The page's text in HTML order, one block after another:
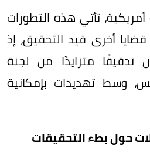
تأتي هذه التطورات
أخرى قيد التحقيق، إذ
تدقيقًا متزايدًا من لجنة
وسط تهديدات بإمكانية
حول بطء التحقيقات